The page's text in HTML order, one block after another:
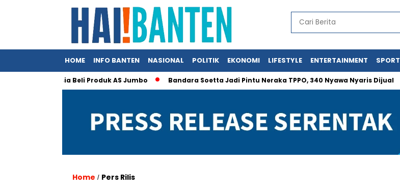
HOME INFO BANTEN NASIONAL POLITIK EKONOMI LIFESTYLE ENTERTAINMENT SPORT
Indonesia Beli Produk AS Jumbo Bandara Soetta Jadi Pintu Neraka TPPO, 340 Nyawa Nyaris Dijual
Home / Pers Rilis